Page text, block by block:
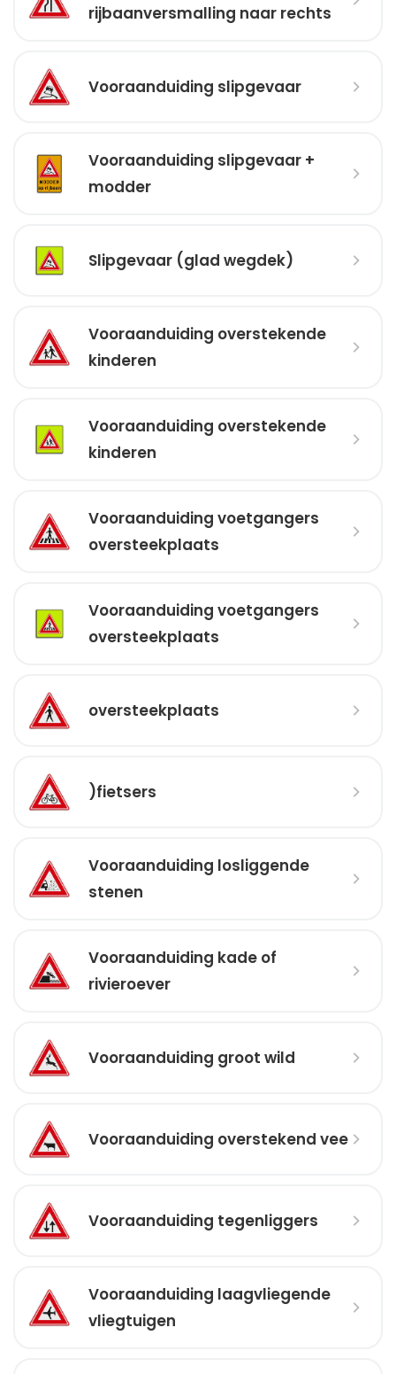
rijbaanversmalling naar rechts
Vooraanduiding slipgevaar
Vooraanduiding slipgevaar +
modder
Slipgevaar (glad wegdek)
Vooraanduiding overstekende
kinderen
Vooraanduiding overstekende
kinderen
Vooraanduiding voetgangers
oversteekplaats
Vooraanduiding voetgangers
oversteekplaats
oversteekplaats
)fietsers
Vooraanduiding losliggende
stenen
Vooraanduiding kade of
rivieroever
Vooraanduiding groot wild
Vooraanduiding overstekend vee
Vooraanduiding tegenliggers
Vooraanduiding laagvliegende
vliegtuigen